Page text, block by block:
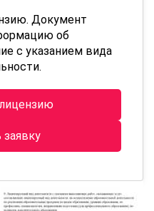
Документ
об
с указанием вида